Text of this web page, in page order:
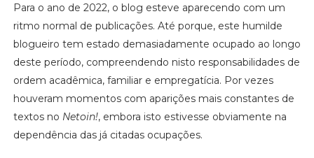
Para o ano de 2022, o blog esteve aparecendo com um
ritmo normal de publicações. Até porque, este humilde
blogueiro tem estado demasiadamente ocupado ao longo
deste período, compreendendo nisto responsabilidades de
ordem acadêmica, familiar e empregatícia. Por vezes
houveram momentos com aparições mais constantes de
textos no Netoin!, embora isto estivesse obviamente na
dependência das já citadas ocupações.